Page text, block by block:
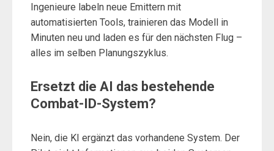
Ingenieure labeln neue Emittern mit
automatisierten Tools, trainieren das Modell in
Minuten neu und laden es für den nächsten Flug –
alles im selben Planungszyklus.
Ersetzt die AI das bestehende
Combat-ID-System?
Nein, die KI ergänzt das vorhandene System. Der